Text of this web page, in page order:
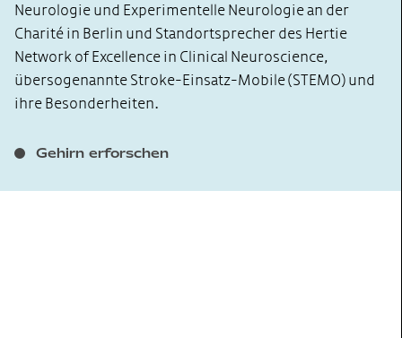
Neurologie und Experimentelle Neurologie an der
Charité in Berlin und Standortsprecher des Hertie
Network of Excellence in Clinical Neuroscience,
über sogenannte Stroke-Einsatz-Mobile (STEMO) und
ihre Besonderheiten.
Gehirn erforschen